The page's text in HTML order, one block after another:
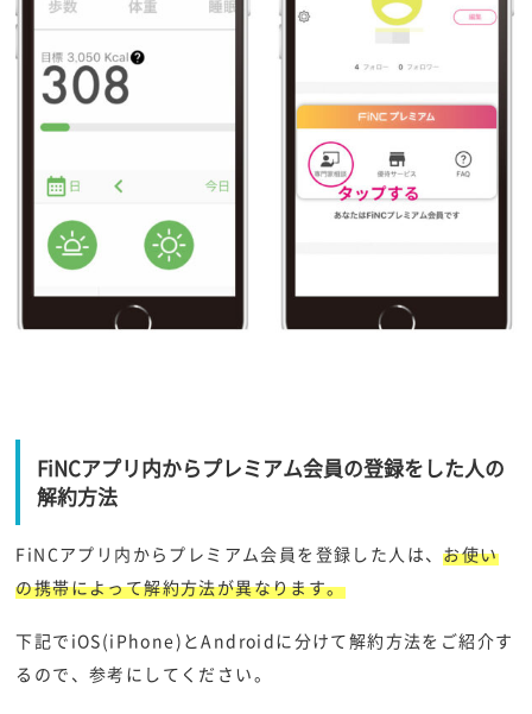
FiNCアプリ内からプレミアム会員の登録をした人の
解約方法
FiNCアプリ内からプレミアム会員を登録した人は、お使い
の携帯によって解約方法が異なります。
下記でiOS(iPhone)とAndroidに分けて解約方法をご紹介す
るので、参考にしてください。